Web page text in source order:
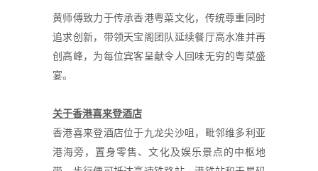
黄师傅致力于传承香港粤菜文化，传统尊重同时
追求创新，带领天宝阁团队延续餐厅高水准并再
创高峰，为每位宾客呈献令人回味无穷的粤菜盛
宴。
关于香港喜来登酒店
香港喜来登酒店位于九龙尖沙咀，毗邻维多利亚
港海旁，置身零售、文化及娱乐景点的中枢地